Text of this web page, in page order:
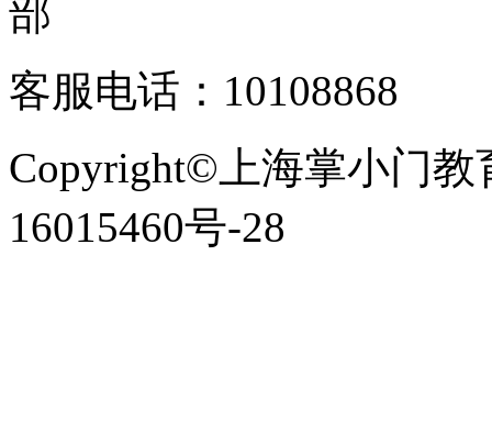
客服电话：10108868
Copyright©上海掌小门教
16015460号-28